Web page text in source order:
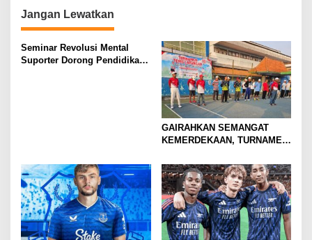
Jangan Lewatkan
Seminar Revolusi Mental
Suporter Dorong Pendidikan
GAIRAHKAN SEMANGAT
KEMERDEKAAN, TURNAMEN
MOJOKERTO RAYA RESMI
BERGULIR